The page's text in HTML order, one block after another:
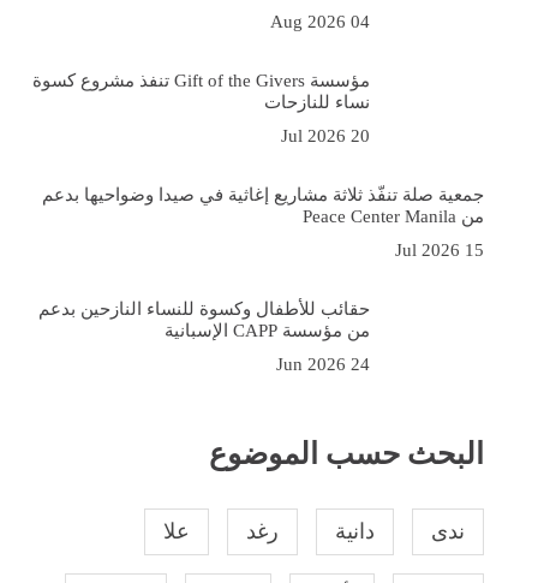
04 Aug 2026
مؤسسة Gift of the Givers تنفذ مشروع كسوة
نساء للنازحات
20 Jul 2026
جمعية صلة تنفّذ ثلاثة مشاريع إغاثية في صيدا وضواحيها بدعم
من Peace Center Manila
15 Jul 2026
حقائب للأطفال وكسوة للنساء النازحين بدعم
من مؤسسة CAPP الإسبانية
24 Jun 2026
البحث حسب الموضوع
ندى دانية رغد علا